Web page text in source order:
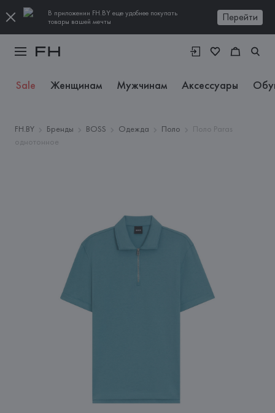
В приложении FH.BY еще удобнее покупать
товары вашей мечты
Перейти
Sale Женщинам Мужчинам Аксессуары
FH.BY Бренды BOSS Одежда Поло
Поло Paras
однотонное